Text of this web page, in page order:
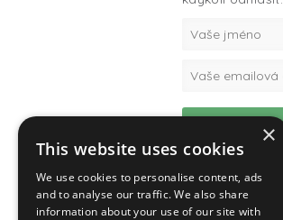
×
This website uses cookies
We use cookies to personalise content, ads
and to analyse our traffic. We also share
information about your use of our site with